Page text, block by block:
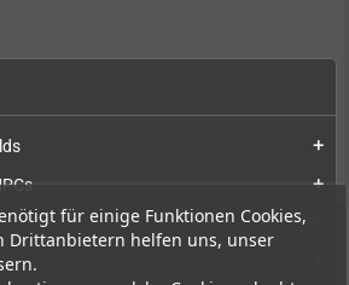
für einige Funktionen Cookies,
Drittanbietern helfen uns, unser
add
add